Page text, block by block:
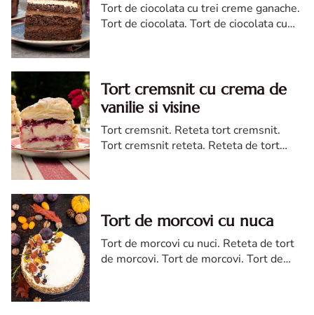
Tort de ciocolata cu trei creme ganache.
Tort de ciocolata. Tort de ciocolata cu
Tort cremsnit cu crema de
vanilie si visine
Tort cremsnit. Reteta tort cremsnit.
Tort cremsnit reteta. Reteta de tort
Tort de morcovi cu nuca
Tort de morcovi cu nuci. Reteta de tort
de morcovi. Tort de morcovi. Tort de